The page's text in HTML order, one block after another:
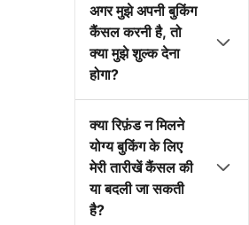
अगर मुझे अपनी बुकिंग
कैंसल करनी है, तो
क्या मुझे शुल्क देना
होगा?
क्या रिफ़ंड न मिलने
योग्य बुकिंग के लिए
मेरी तारीखें कैंसल की
या बदली जा सकती
है?